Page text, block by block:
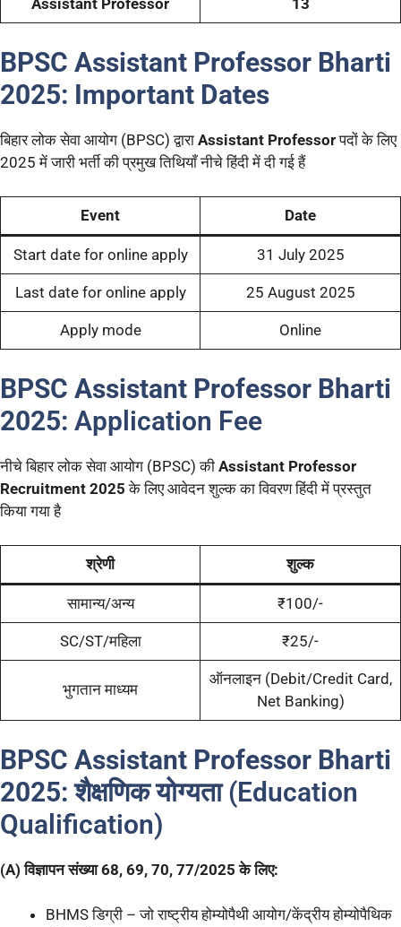
Assistant Professor 13
BPSC Assistant Professor Bharti
2025: Important Dates
बिहार लोक सेवा आयोग (BPSC) द्वारा Assistant Professorपदों के लिए
2025 में जारी भर्ती की प्रमुख तिथियाँ नीचे हिंदी में दी गई हैं
Event Date
Start date for online apply 31 July 2025
Last date for online apply 25 August 2025
Apply mode Online
BPSC Assistant Professor Bharti
2025: Application Fee
नीचे बिहार लोक सेवा आयोग (BPSC) की Assistant Professor
Recruitment 2025 के लिए आवेदन शुल्क का विवरण हिंदी में प्रस्तुत
किया गया है
श्रेणी शुल्क
सामान्य/अन्य ₹100/-
SC/ST/महिला ₹25/-
भुगतान माध्यम
ऑनलाइन (Debit/Credit Card,
Net Banking)
BPSC Assistant Professor Bharti
2025: शैक्षणिक योग्यता (Education
Qualification)
(A) विज्ञापन संख्या 68, 69, 70, 77/2025 के लिए:
BHMS डिग्री – जो राष्ट्रीय होम्योपैथी आयोग/केंद्रीय होम्योपैथिक